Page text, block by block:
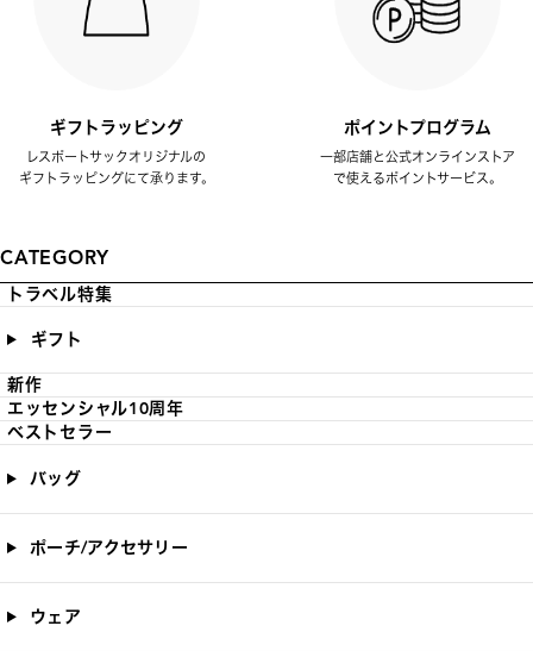
ギフトラッピング
レスポートサックオリジナルの
ギフトラッピングにて承ります。
ポイントプログラム
一部店舗と公式オンラインストア
で使えるポイントサービス。
CATEGORY
トラベル特集
ギフト
新作
エッセンシャル10周年
ベストセラー
バッグ
ポーチ/アクセサリー
ウェア